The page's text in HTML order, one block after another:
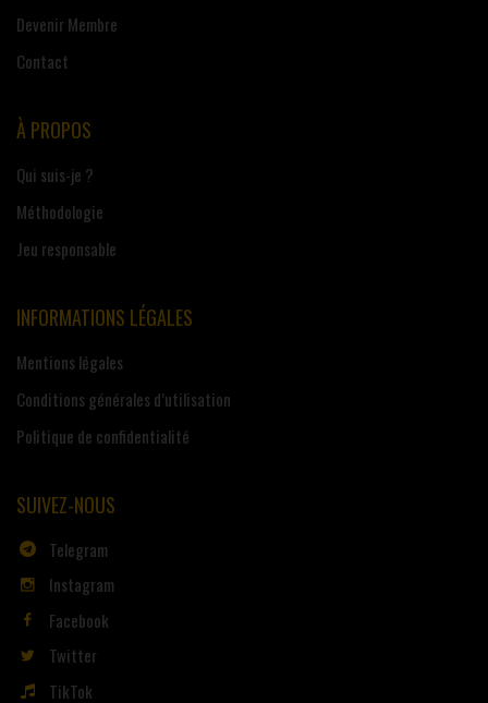
Devenir Membre
Contact
À PROPOS
Qui suis-je ?
Méthodologie
Jeu responsable
INFORMATIONS LÉGALES
Mentions légales
Conditions générales d’utilisation
Politique de confidentialité
SUIVEZ-NOUS
Telegram
Instagram
Facebook
Twitter
TikTok